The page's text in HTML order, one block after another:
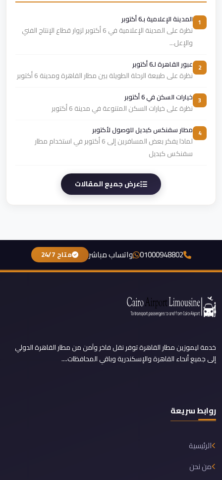
المدينة الإعلامية بـ6 أكتوبر
نظرة على المدينة الإعلامية في 6 أكتوبر لزوار قطاع الإنتاج الفني
والإعل...
عبور القاهرة لـ6 أكتوبر
نظرة على طبيعة الرحلة الطويلة بين مطار القاهرة ومدينة 6 أكتوبر
خيارات السكن في 6 أكتوبر
نظرة على خيارات السكن المتنوعة في مدينة 6 أكتوبر
مطار سفنكس كبديل للوصول لأكتوبر
لماذا يفكر بعض المسافرين إلى 6 أكتوبر في استخدام مطار
سفنكس كبديل
عرض جميع المقالات
01000948802 واتساب مباشر متاح 24/7
خدمة ليموزين مطار القاهرة توفر نقل فاخر وآمن من مطار القاهرة الدولي
إلى جميع أنحاء القاهرة والإسكندرية وباقي المحافظات....
روابط سريعة
الرئيسية
من نحن